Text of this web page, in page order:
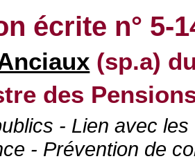
écrite n° 5-
(sp.a)
des
- Lien avec
- Prévention de